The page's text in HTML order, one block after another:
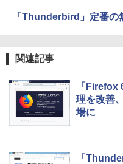
イ、
テリ
New
11イ
「Thunderbird」定番の
関連記事
「Firefox
理を改善
場に
「